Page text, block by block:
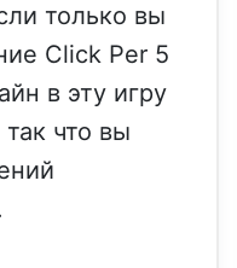
только вы
Click Per 5
в эту игру
что вы